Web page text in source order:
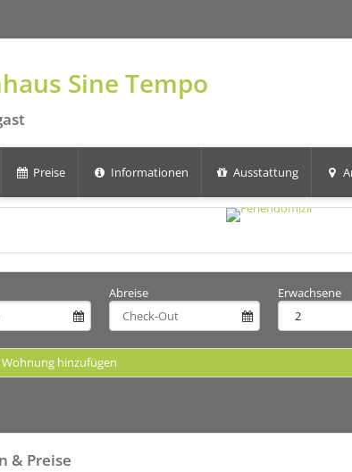
Sine Tempo
Preise Informationen Ausstattung
Abreise Erwachsene
hinzufügen
& Preise